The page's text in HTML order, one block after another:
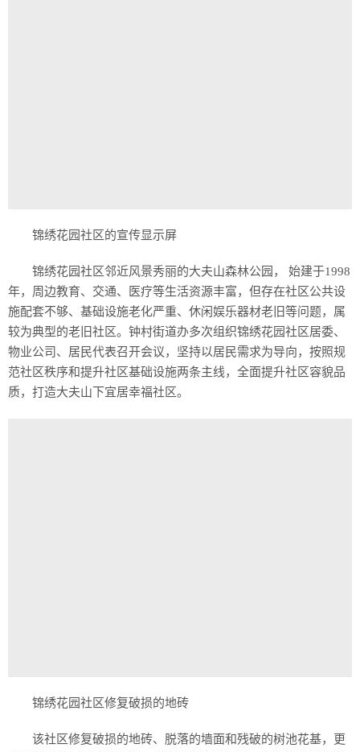
锦绣花园社区的宣传显示屏
锦绣花园社区邻近风景秀丽的大夫山森林公园， 始建于1998
年，周边教育、交通、医疗等生活资源丰富，但存在社区公共设
施配套不够、基础设施老化严重、休闲娱乐器材老旧等问题，属
较为典型的老旧社区。钟村街道办多次组织锦绣花园社区居委、
物业公司、居民代表召开会议，坚持以居民需求为导向，按照规
范社区秩序和提升社区基础设施两条主线，全面提升社区容貌品
质，打造大夫山下宜居幸福社区。
锦绣花园社区修复破损的地砖
该社区修复破损的地砖、脱落的墙面和残破的树池花基，更